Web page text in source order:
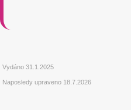
Vydáno31.1.2025
Naposledy upraveno 18.7.2026